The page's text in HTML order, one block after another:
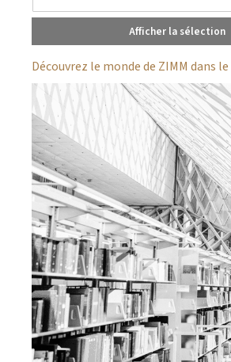
Afficher la sélection
Découvrez le monde de ZIMM dans